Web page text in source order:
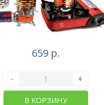
659 р.
- +
В КОРЗИНУ